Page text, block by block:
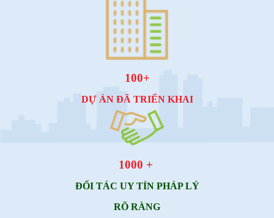
100+
DỰ ÁN ĐÃ TRIỂN KHAI
1000 +
ĐỐI TÁC UY TÍN PHÁP LÝ
RÕ RÀNG